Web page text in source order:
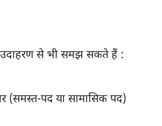
उदाहरण से भी समझ सकते हैं :
(समस्त-पद या सामासिक पद)